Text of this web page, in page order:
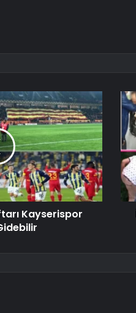
Kayserispor